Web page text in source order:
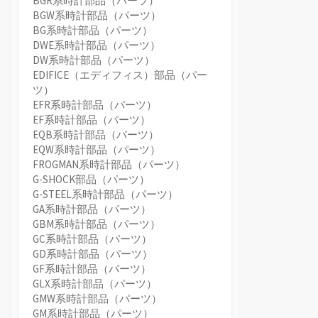
BGW系時計部品（パーツ）
BG系時計部品（パーツ）
DWE系時計部品（パーツ）
DW系時計部品（パーツ）
EDIFICE（エディフィス）部品（パー
ツ）
EFR系時計部品（パーツ）
EF系時計部品（パーツ）
EQB系時計部品（パーツ）
EQW系時計部品（パーツ）
FROGMAN系時計部品（パーツ）
G-SHOCK部品（パーツ）
G-STEEL系時計部品（パーツ）
GA系時計部品（パーツ）
GBM系時計部品（パーツ）
GC系時計部品（パーツ）
GD系時計部品（パーツ）
GF系時計部品（パーツ）
GLX系時計部品（パーツ）
GMW系時計部品（パーツ）
GM系時計部品（パーツ）